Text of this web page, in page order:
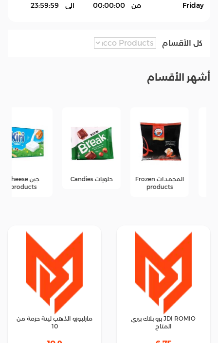
Friday
من 00:00:00 الى 23:59:59
كل الأقسام
أشهر الأقسام
المجمدات Frozen
products
حلويات Candies
جبن Cheese
products
JDI ROMIO برو بلاك بيري
المتاح
مارلبورو الذهب لينة حزمة من
10